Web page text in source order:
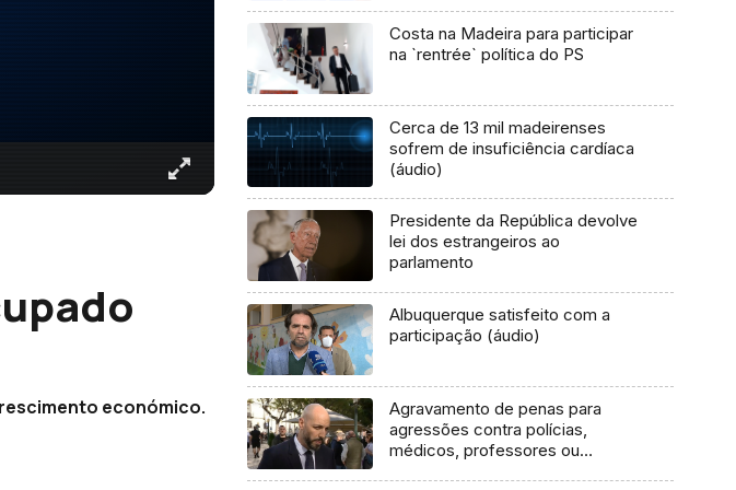
económico.
Costa na Madeira para participar
na `rentrée` política do PS
Cerca de 13 mil madeirenses
sofrem de insuficiência cardíaca
(áudio)
Presidente da República devolve
lei dos estrangeiros ao
parlamento
Albuquerque satisfeito com a
participação (áudio)
Agravamento de penas para
agressões contra polícias,
médicos, professores ou